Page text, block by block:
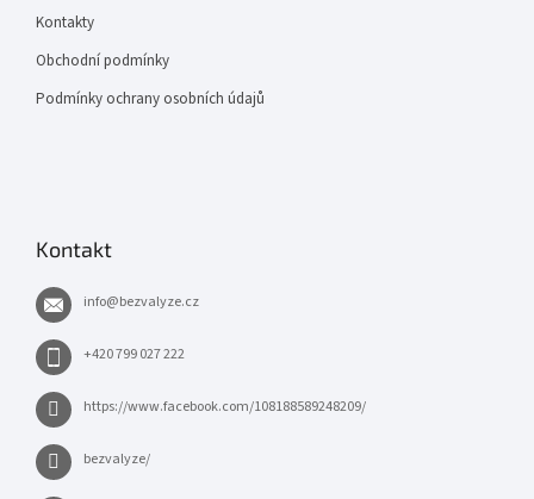
Kontakty
Obchodní podmínky
Podmínky ochrany osobních údajů
Kontakt
info@bezvalyze.cz
+420 799 027 222
https://www.facebook.com/108188589248209/
bezvalyze/